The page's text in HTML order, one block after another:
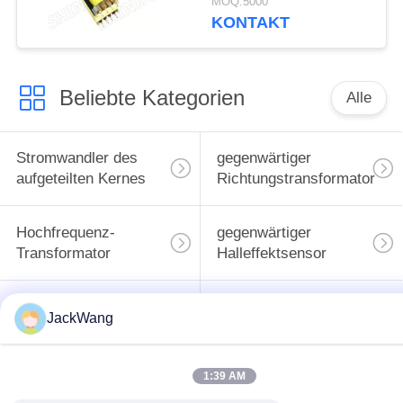
mit kundenspezifischen
KONTAKT
Beliebte Kategorien Alle
Stromwandler des
aufgeteilten Kernes
gegenwärtiger
Richtungstransformator
Hochfrequenz-
Transformator
gegenwärtiger
Halleffektsensor
BAD Energie-
Induktor
hohe gegenwärtige
JackWang
1:39 AM